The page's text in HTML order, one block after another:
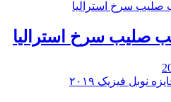
صلیب سرخ استرالیا